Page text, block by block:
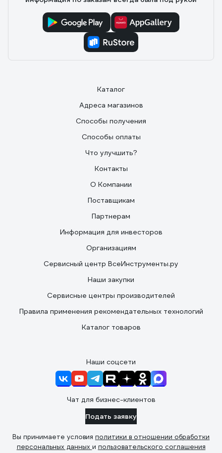
Каталог
Адреса магазинов
Способы получения
Способы оплаты
Что улучшить?
Контакты
О Компании
Поставщикам
Партнерам
Информация для инвесторов
Организациям
Сервисный центр ВсеИнструменты.ру
Наши закупки
Сервисные центры производителей
Правила применения рекомендательных технологий
Каталог товаров
Наши соцсети
Чат для бизнес-клиентов
Подать заявку
Вы принимаете условия политики в отношении обработки
персональных данных и пользовательского соглашения